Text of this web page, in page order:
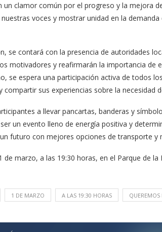
un clamor común por el progreso y la mejora
voces y mostrar unidad en la
se contará con la presencia de autoridades
motivadores y reafirmarán la importancia de
se espera una participación activa de todos
compartir sus experiencias sobre la necesidad
a llevar pancartas, banderas y
un evento lleno de energía positiva y
futuro con mejores opciones de transporte y
de marzo, a las 19:30 horas, en el Parque de la
1 DE MARZO A LAS 19:30 HORAS QUEREMOS